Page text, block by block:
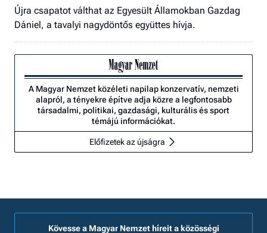
Újra csapatot válthat az Egyesült Államokban Gazdag
Dániel, a tavalyi nagydöntős együttes hívja.
A Magyar Nemzet közéleti napilap konzervatív, nemzeti
alapról, a tényekre építve adja közre a legfontosabb
társadalmi, politikai, gazdasági, kulturális és sport
témájú információkat.
Előfizetek az újságra
Kövesse a Magyar Nemzet híreit a közösségi